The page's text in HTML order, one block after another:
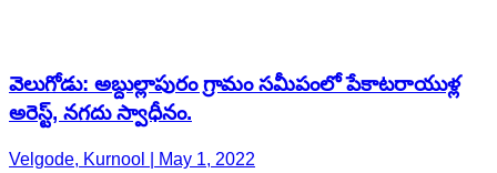
వెలుగోడు: అబ్దుల్లాపురం గ్రామం సమీపంలో పేకాటరాయుళ్ల
అరెస్ట్, నగదు స్వాధీనం.
Velgode, Kurnool | May 1, 2022